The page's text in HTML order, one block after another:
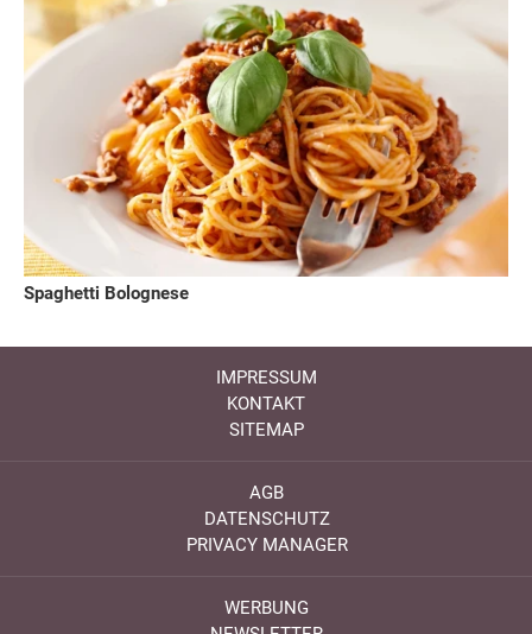
Spaghetti Bolognese
IMPRESSUM
KONTAKT
SITEMAP
AGB
DATENSCHUTZ
PRIVACY MANAGER
WERBUNG